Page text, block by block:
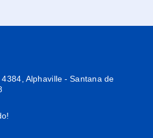
Alphaville - Santana de